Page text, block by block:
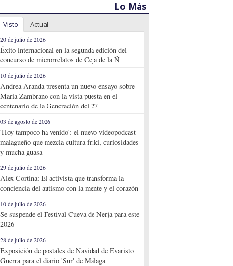
Lo Más
Visto Actual
20 de julio de 2026
Éxito internacional en la segunda edición del
concurso de microrrelatos de Ceja de la Ñ
10 de julio de 2026
Andrea Aranda presenta un nuevo ensayo sobre
María Zambrano con la vista puesta en el
centenario de la Generación del 27
03 de agosto de 2026
'Hoy tampoco ha venido': el nuevo videopodcast
malagueño que mezcla cultura friki, curiosidades
y mucha guasa
29 de julio de 2026
Alex Cortina: El activista que transforma la
conciencia del autismo con la mente y el corazón
10 de julio de 2026
Se suspende el Festival Cueva de Nerja para este
2026
28 de julio de 2026
Exposición de postales de Navidad de Evaristo
Guerra para el diario 'Sur' de Málaga